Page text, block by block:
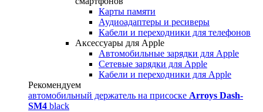
Карты памяти
Аудиоадаптеры и ресиверы
Кабели и переходники для телефонов
Аксессуары для Apple
Автомобильные зарядки для Apple
Сетевые зарядки для Apple
Кабели и переходники для Apple
Рекомендуем
автомобильный держатель на присоске Arroys Dash-
SM4 black